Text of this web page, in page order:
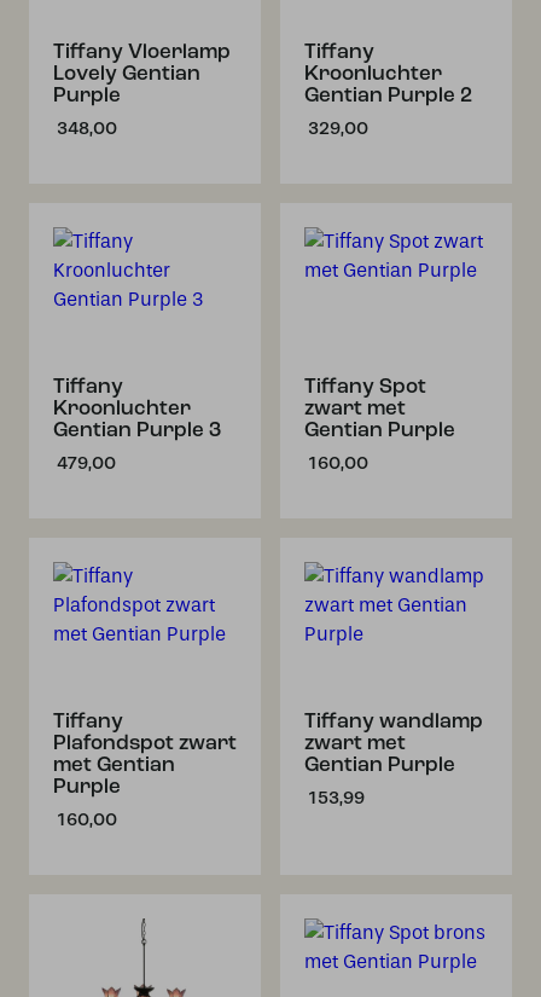
Tiffany Vloerlamp
Lovely Gentian
Purple
348,00
Tiffany
Kroonluchter
Gentian Purple 2
329,00
Tiffany
Kroonluchter
Gentian Purple 3
479,00
Tiffany Spot
zwart met
Gentian Purple
160,00
Tiffany
Plafondspot zwart
met Gentian
Purple
160,00
Tiffany wandlamp
zwart met
Gentian Purple
153,99